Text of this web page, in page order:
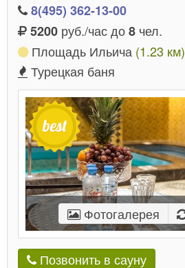
8(495) 362-13-00
5200 руб./час до8 чел.
Площадь Ильича (1.23 км)
Турецкая баня
Фотогалерея
Позвонить в сауну